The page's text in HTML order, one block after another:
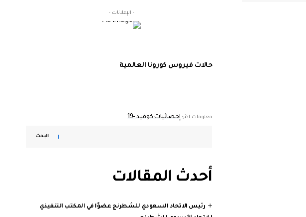
- الإعلانات -
حالات فيروس كورونا العالمية
معلومات اكثر: إحصائيات كوفيد -19
البحث
أحدث المقالات
رئيس الاتحاد السعودي للشطرنج عضوًا في المكتب التنفيذي